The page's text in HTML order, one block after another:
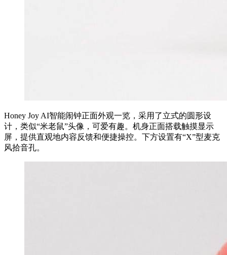
Honey Joy AI智能闹钟正面外观一览，采用了立式的圆形设
计，类似“米老鼠”头像，可爱有趣。机身正面搭载触摸显示
屏，提供直观地内容反馈和便捷操控。下方设置有“X”型麦克
风拾音孔。